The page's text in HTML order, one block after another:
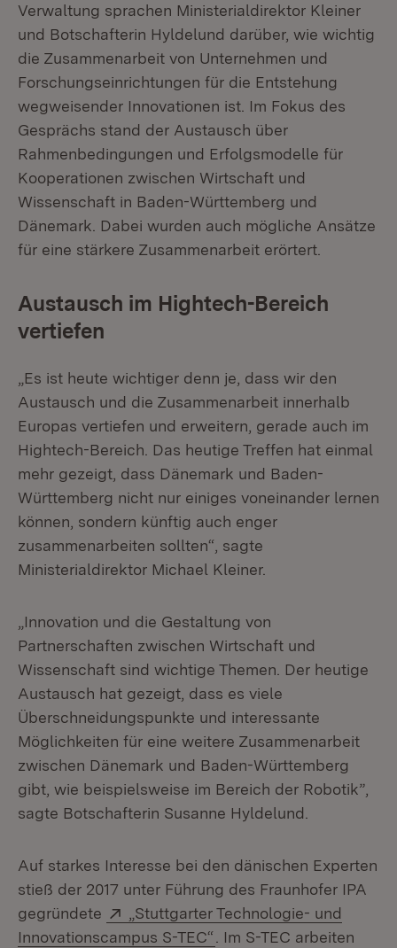
Verwaltung sprachen Ministerialdirektor Kleiner
und Botschafterin Hyldelund darüber, wie wichtig
die Zusammenarbeit von Unternehmen und
Forschungseinrichtungen für die Entstehung
wegweisender Innovationen ist. Im Fokus des
Gesprächs stand der Austausch über
Rahmenbedingungen und Erfolgsmodelle für
Kooperationen zwischen Wirtschaft und
Wissenschaft in Baden-Württemberg und
Dänemark. Dabei wurden auch mögliche Ansätze
für eine stärkere Zusammenarbeit erörtert.
Austausch im Hightech-Bereich
vertiefen
„Es ist heute wichtiger denn je, dass wir den
Austausch und die Zusammenarbeit innerhalb
Europas vertiefen und erweitern, gerade auch im
Hightech-Bereich. Das heutige Treffen hat einmal
mehr gezeigt, dass Dänemark und Baden-
Württemberg nicht nur einiges voneinander lernen
können, sondern künftig auch enger
zusammenarbeiten sollten“, sagte
Ministerialdirektor Michael Kleiner.
„Innovation und die Gestaltung von
Partnerschaften zwischen Wirtschaft und
Wissenschaft sind wichtige Themen. Der heutige
Austausch hat gezeigt, dass es viele
Überschneidungspunkte und interessante
Möglichkeiten für eine weitere Zusammenarbeit
zwischen Dänemark und Baden-Württemberg
gibt, wie beispielsweise im Bereich der Robotik”,
sagte Botschafterin Susanne Hyldelund.
Auf starkes Interesse bei den dänischen Experten
stieß der 2017 unter Führung des Fraunhofer IPA
gegründete
Extern:
„Stuttgarter Technologie- und
Innovationscampus S-TEC“ (Öffnet in neuem
. Im S-TEC arbeiten